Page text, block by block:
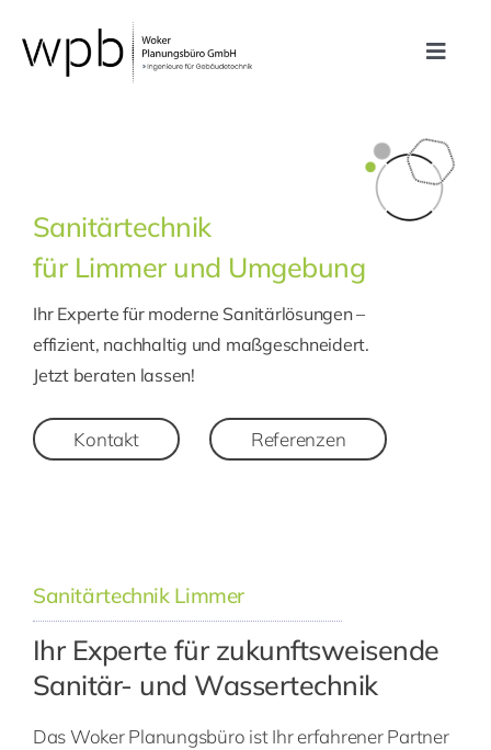
Inhalt
springen
Toggle
Unternehmen
Karriere
Sanitärtechnik
für Limmer und Umgebung
Ihr Experte für moderne Sanitärlösungen –
effizient, nachhaltig und maßgeschneidert.
Jetzt beraten lassen!
Kontakt Referenzen
Sanitärtechnik Limmer
Ihr Experte für zukunftsweisende
Sanitär- und Wassertechnik
Das Woker Planungsbüro ist Ihr erfahrener Partner